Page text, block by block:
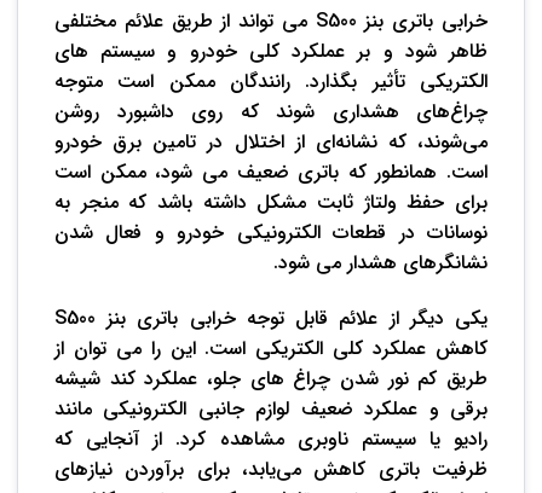
خرابی باتری بنز S500 می تواند از طریق علائم مختلفی
ظاهر شود و بر عملکرد کلی خودرو و سیستم های
الکتریکی تأثیر بگذارد. رانندگان ممکن است متوجه
چراغ‌های هشداری شوند که روی داشبورد روشن
می‌شوند، که نشانه‌ای از اختلال در تامین برق خودرو
است. همانطور که باتری ضعیف می شود، ممکن است
برای حفظ ولتاژ ثابت مشکل داشته باشد که منجر به
نوسانات در قطعات الکترونیکی خودرو و فعال شدن
نشانگرهای هشدار می شود.
یکی دیگر از علائم قابل توجه خرابی باتری بنز S500
کاهش عملکرد کلی الکتریکی است. این را می توان از
طریق کم نور شدن چراغ های جلو، عملکرد کند شیشه
برقی و عملکرد ضعیف لوازم جانبی الکترونیکی مانند
رادیو یا سیستم ناوبری مشاهده کرد. از آنجایی که
ظرفیت باتری کاهش می‌یابد، برای برآوردن نیازهای